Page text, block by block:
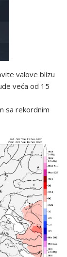
valove blizu
veća od 15
sa rekordnim